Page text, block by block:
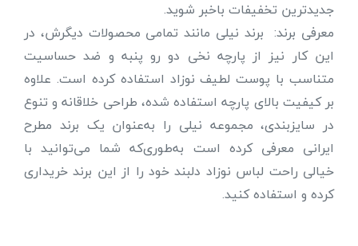
جدیدترین تخفیفات باخبر شوید.
معرفی برند: برند نیلی مانند تمامی محصولات دیگرش، در
این کار نیز از پارچه نخی دو رو پنبه و ضد حساسیت
متناسب با پوست لطیف نوزاد استفاده کرده است. علاوه
بر کیفیت بالای پارچه استفاده شده، طراحی خلاقانه و تنوع
در سایزبندی، مجموعه نیلی را به‌عنوان یک برند مطرح
ایرانی معرفی کرده است به‌طوری‌که شما می‌توانید با
خیالی راحت لباس نوزاد دلبند خود را از این برند خریداری
کرده و استفاده کنید.